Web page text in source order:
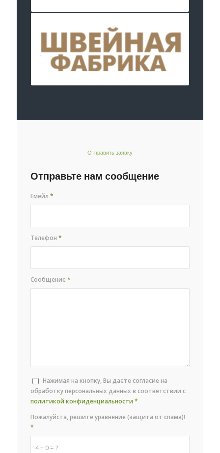
Отправить заявку
Отправьте нам сообщение
Емейл*
Телефон*
Сообщение*
Нажимая на кнопку, Вы даете согласие на
обработку персональных данных в соответствии с
политикой конфиденциальности *
4 + 0 = ?
Пожалуйста, решите уравнение (защита от спама)!
*